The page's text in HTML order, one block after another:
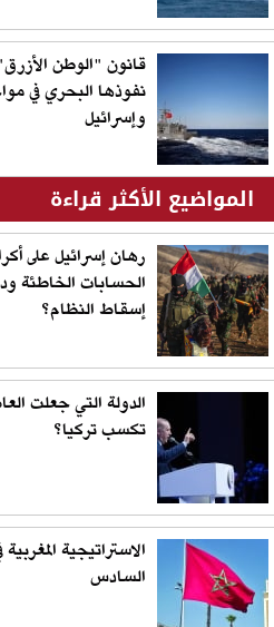
قانون "الوطن
نفوذها البحري في
وإسرائيل
المواضيع الأكثر قراءة
رهان إسرائيل على
الحسابات الخاطئة
إسقاط النظام؟
الدولة التي جعلت
تكسب تركيا؟
الاستراتيجية
السادس